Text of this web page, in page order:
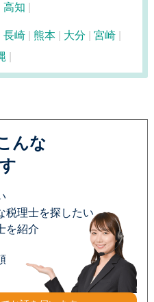
高知
長崎 熊本 大分
宮崎
んな
税理士を探したい
を紹介